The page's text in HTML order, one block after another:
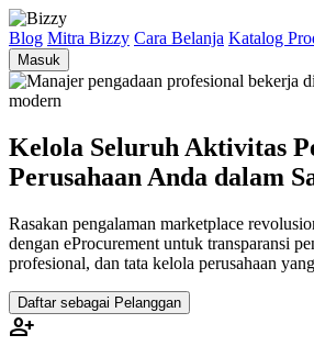
Blog Mitra Bizzy Cara Belanja Katalog
Masuk
Kelola Seluruh Aktivitas
Perusahaan Anda dalam
Rasakan pengalaman marketplace
dengan eProcurement untuk transparansi
profesional, dan tata kelola perusahaan
Daftar sebagai Pelanggan
person_add